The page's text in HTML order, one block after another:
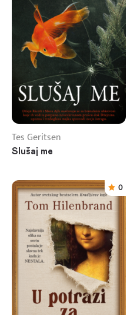
Tes Geritsen
Slušaj me
0